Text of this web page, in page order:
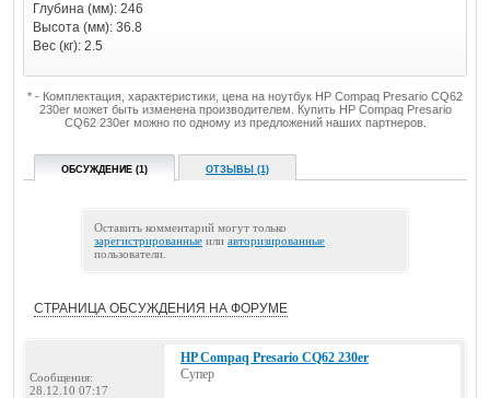
Глубина (мм): 246
Высота (мм): 36.8
Вес (кг): 2.5
* - Комплектация, характеристики, цена на ноутбук HP Compaq Presario CQ62
230er может быть изменена производителем. Купить HP Compaq Presario
CQ62 230er можно по одному из предложений наших партнеров.
ОБСУЖДЕНИЕ (1) ОТЗЫВЫ (1)
Оставить комментарий могут только
зарегистрированные или авторизированные
пользователи.
СТРАНИЦА ОБСУЖДЕНИЯ НА ФОРУМЕ
Сообщения:
28.12.10 07:17
HP Compaq Presario CQ62 230er
Супер